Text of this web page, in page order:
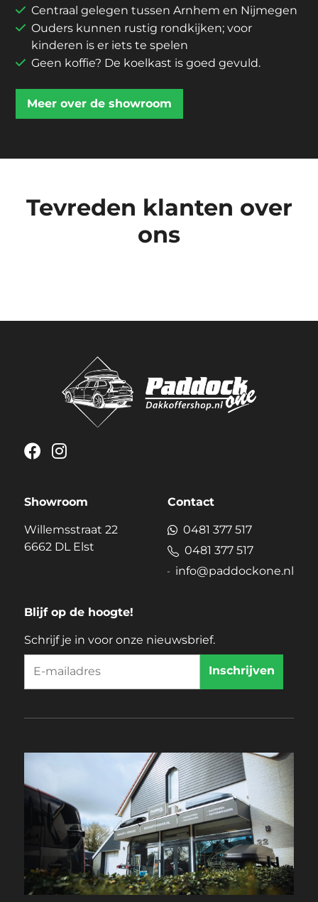
Centraal gelegen tussen Arnhem en Nijmegen
Ouders kunnen rustig rondkijken; voor
kinderen is er iets te spelen
Geen koffie? De koelkast is goed gevuld.
Meer over de showroom
Tevreden klanten over
ons
Showroom
Willemsstraat 22
6662 DL Elst
Contact
0481 377 517
0481 377 517
info@paddockone.nl
Blijf op de hoogte!
Schrijf je in voor onze nieuwsbrief.